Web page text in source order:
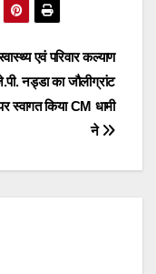
एवं परिवार कल्याण
नड्डा का जौलीग्रांट
स्वागत किया CM धामी
ने